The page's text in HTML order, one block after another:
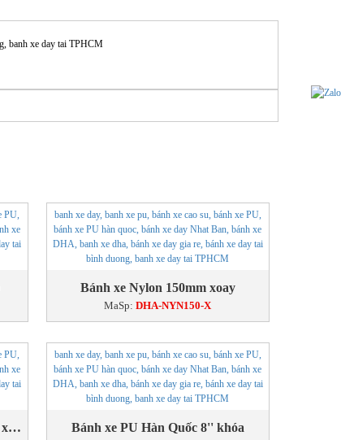
Bánh xe Nylon 150mm xoay
MaSp:DHA-NYN150-X
Bánh xe PU Hàn Quốc 125x50mm xoay Bánh xe PU Hàn Quốc 8'' khóa